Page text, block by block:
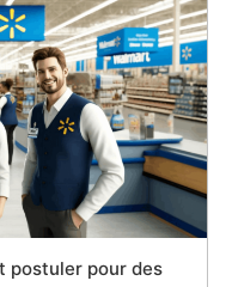
postuler pour des